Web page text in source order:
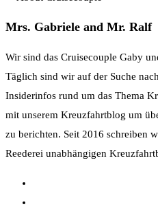
Mrs. Gabriele and Mr. Ralf
Wir sind das Cruisecouple Gaby
Täglich sind wir auf der Suche
Insiderinfos rund um das Thema
mit unserem Kreuzfahrtblog um
zu berichten. Seit 2016 schreiben
Reederei unabhängigen